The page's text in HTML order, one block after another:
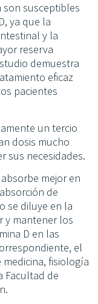
son susceptibles
ya que la
y la
reserva
demuestra
eficaz
pacientes
un tercio
dosis mucho
sus necesidades.
mejor en
de
se diluye en la
y mantener los
D en las
el
fisiología
Facultad de